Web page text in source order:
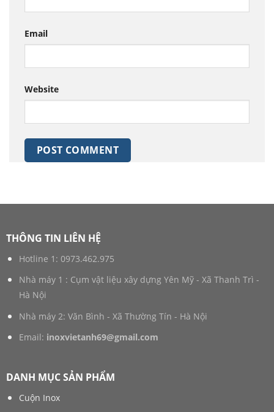
Email
Website
THÔNG TIN LIÊN HỆ
Hotline 1: 0973.462.975
Nhà máy 1 : Cụm vật liệu xây dựng Yên Mỹ - Xã Thanh Trì -
Hà Nội
Nhà máy 2: Văn Bình - Xã Thường Tín - Hà Nội
Email: inoxvietanh69@gmail.com
DANH MỤC SẢN PHẨM
Cuộn Inox